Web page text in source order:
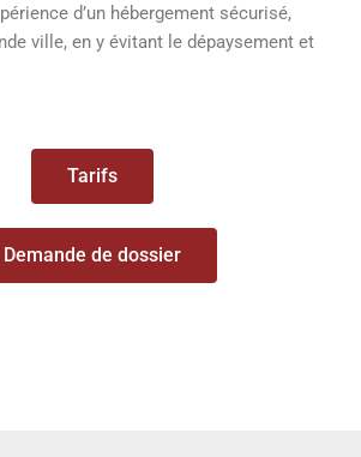
d’un hébergement sécurisé,
ville, en y évitant le dépaysement et
Tarifs
Demande de dossier